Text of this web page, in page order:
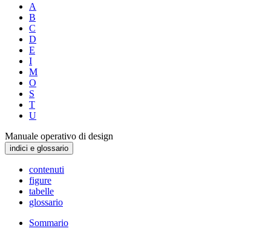
A
B
C
D
E
I
M
O
S
T
U
Manuale operativo di design
indici e glossario
contenuti
figure
tabelle
glossario
Sommario